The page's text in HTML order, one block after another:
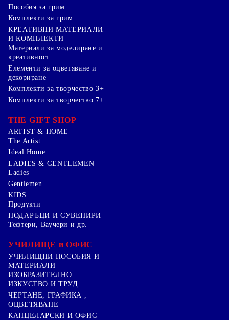
Пособия за грим
Комплекти за грим
КРЕАТИВНИ МАТЕРИАЛИ
И КОМПЛЕКТИ
Mатериали за моделиране и
креативност
Елементи за оцветяване и
декориране
Комплекти за творчество 3+
Комплекти за творчество 7+
THE GIFT SHOP
ARTIST & HOME
The Artist
Ideal Home
LADIES & GENTLEMEN
Ladies
Gentlemen
KIDS
Продукти
ПОДАРЪЦИ И СУВЕНИРИ
Тефтери, Ваучери и др.
УЧИЛИЩЕ и ОФИС
УЧИЛИЩНИ ПОСОБИЯ И
МАТЕРИАЛИ
ИЗОБРАЗИТЕЛНО
ИЗКУСТВО И ТРУД
ЧЕРТАНЕ, ГРАФИКА ,
ОЦВЕТЯВАНЕ
КАНЦЕЛАРСКИ И ОФИС